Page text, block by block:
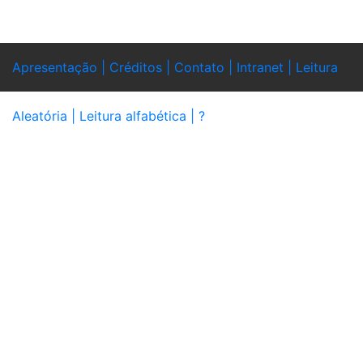
Apresentação | Créditos | Contato | Intranet | Leitura
Aleatória | Leitura alfabética | ?